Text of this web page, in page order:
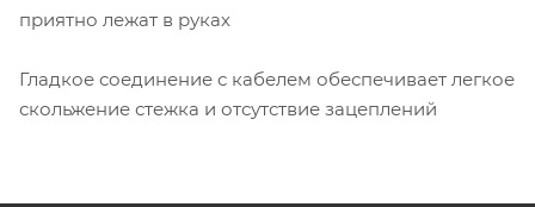
приятно лежат в руках
Гладкое соединение с кабелем обеспечивает легкое
скольжение стежка и отсутствие зацеплений